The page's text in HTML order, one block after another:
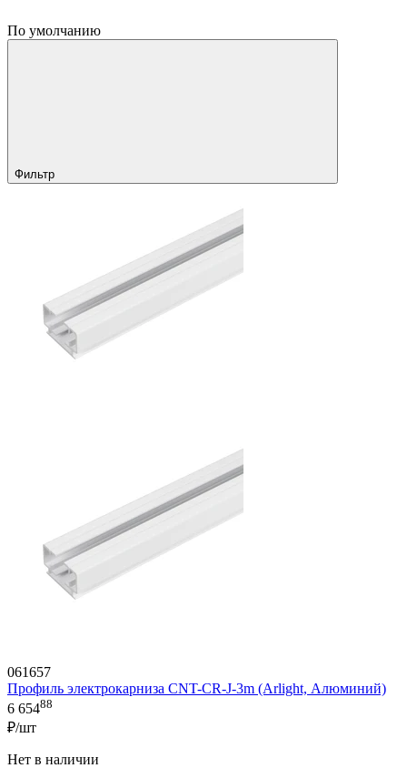
По умолчанию
Фильтр
061657
Профиль электрокарниза CNT-CR-J-3m (Arlight, Алюминий)
6 65488
₽/шт
Нет в наличии